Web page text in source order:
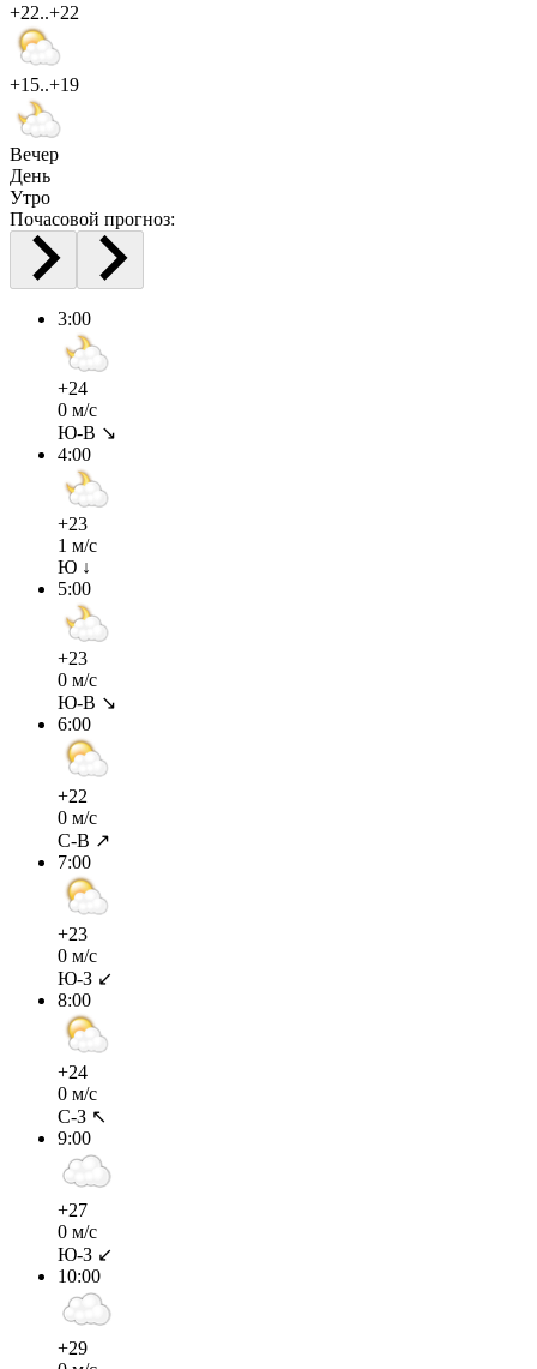
+22..+22
+15..+19
Вечер
День
Утро
Почасовой прогноз:
3:00
+24
0 м/с
Ю-В ↘
4:00
+23
1 м/с
Ю ↓
5:00
+23
0 м/с
Ю-В ↘
6:00
+22
0 м/с
С-В ↗
7:00
+23
0 м/с
Ю-З ↙
8:00
+24
0 м/с
С-З ↖
9:00
+27
0 м/с
Ю-З ↙
10:00
+29